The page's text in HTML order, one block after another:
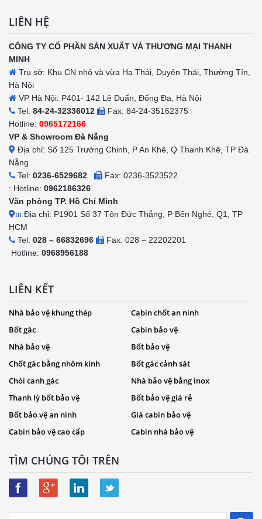
LIÊN HỆ
CÔNG TY CỔ PHẦN SẢN XUẤT VÀ THƯƠNG MẠI THANH
MINH
Trụ sở: Khu CN nhỏ và vừa Hạ Thái, Duyên Thái, Thường Tín,
Hà Nội
VP Hà Nội: P401- 142 Lê Duẩn, Đống Đa, Hà Nội
Tel: 84-24-32336012
Fax: 84-24-35162375
Hotline: 0965172166
VP & Showroom Đà Nẵng
Địa chỉ: Số 125 Trường Chinh, P An Khê, Q Thanh Khê, TP Đà
Nẵng
Tel: 0236-6529682
Fax: 0236-3523522
: Hotline: 0962186326
Văn phòng TP. Hồ Chí Minh
m Địa chỉ: P1901 Số 37 Tôn Đức Thắng, P Bến Nghé, Q1, TP
HCM
Tel: 028 – 66832696
Fax: 028 – 22202201
Hotline: 0968956188
LIÊN KẾT
Nhà bảo vệ khung thép
Cabin chốt an ninh
Bốt gác
Cabin bảo vệ
Nhà bảo vệ
Bốt bảo vệ
Chốt gác bằng nhôm kính
Bốt gác cảnh sát
Chòi canh gác
Nhà bảo vệ bằng inox
Thanh lý bốt bảo vệ
Bốt bảo vệ giá rẻ
Bốt bảo vệ an ninh
Giá cabin bảo vệ
Cabin bảo vệ cao cấp
Cabin nhà bảo vệ
TÌM CHÚNG TÔI TRÊN